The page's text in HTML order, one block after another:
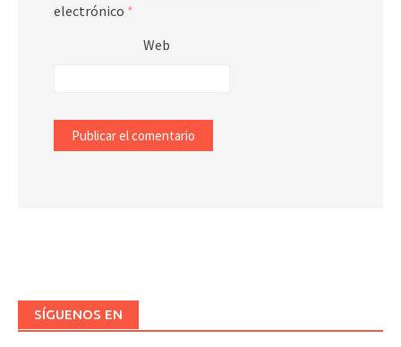
electrónico *
Web
SÍGUENOS EN